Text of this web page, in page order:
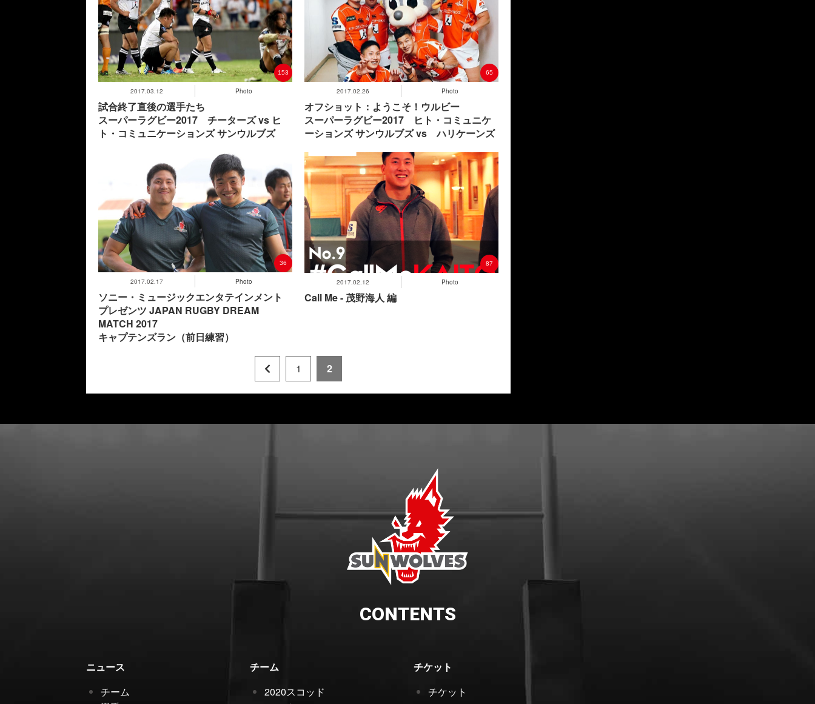
2017.03.12 Photo
153
試合終了直後の選手たち
スーパーラグビー2017 チーターズ vs ヒ
ト・コミュニケーションズ サンウルブズ
2017.02.26 Photo
65
オフショット：ようこそ！ウルビー
スーパーラグビー2017 ヒト・コミュニケ
ーションズ サンウルブズ vs ハリケーンズ
2017.02.17 Photo
36
ソニー・ミュージックエンタテインメント
プレゼンツ JAPAN RUGBY DREAM
MATCH 2017
キャプテンズラン（前日練習）
2017.02.12 Photo
87
Call Me - 茂野海人 編
1 2
CONTENTS
ニュース
チーム
チーム
2020スコッド
チケット
チケット